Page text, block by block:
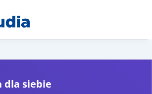
dla siebie